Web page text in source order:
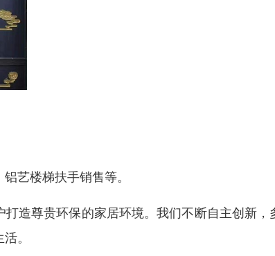
艺楼梯扶手销售等。
造尊贵环保的家居环境。我们不断自主创新
。